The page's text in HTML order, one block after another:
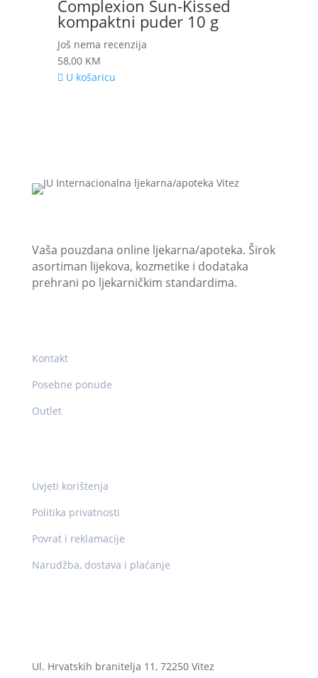
Complexion Sun-Kissed
kompaktni puder 10 g
Još nema recenzija
58,00 KM
U košaricu
Vaša pouzdana online ljekarna/apoteka. Širok
asortiman lijekova, kozmetike i dodataka
prehrani po ljekarničkim standardima.
Kontakt
Posebne ponude
Outlet
Uvjeti korištenja
Politika privatnosti
Povrat i reklamacije
Narudžba, dostava i plaćanje
Ul. Hrvatskih branitelja 11, 72250 Vitez